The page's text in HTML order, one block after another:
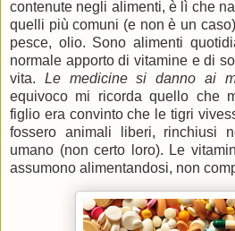
contenute negli alimenti, è lì che
quelli più comuni (e non è un
pesce, olio. Sono alimenti
normale apporto di vitamine e di
vita. Le medicine si danno ai
equivoco mi ricorda quello che
figlio era convinto che le tigri
fossero animali liberi, rinchiusi
umano (non certo loro). Le
assumono alimentandosi, non